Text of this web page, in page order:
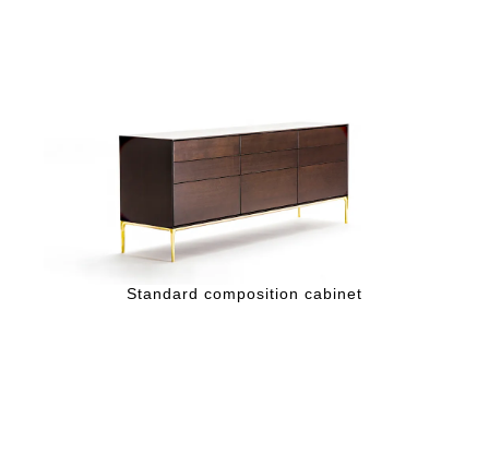
Standard composition cabinet